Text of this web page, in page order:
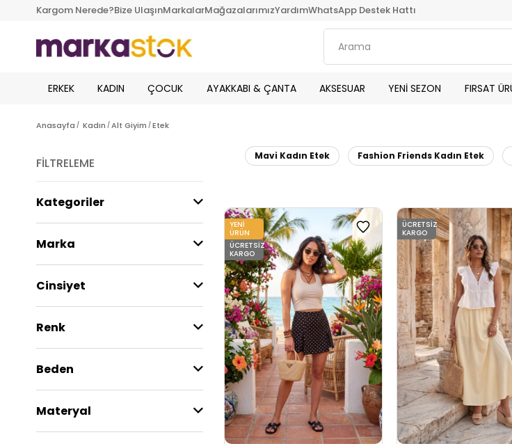
Kargom Nerede?Bize UlaşınMarkalarMağazalarımızYardımWhatsApp Destek Hattı
ERKEK KADIN ÇOCUK AYAKKABI & ÇANTA AKSESUAR YENİ SEZON FIRSAT
Anasayfa Kadın Alt Giyim Etek
FILTRELEME
Kategoriler
Marka
Cinsiyet
Renk
Beden
Materyal
Mavi Kadın Etek Fashion Friends Kadın Etek
YENI
ÜRÜN
ÜCRETSIZ
KARGO
ÜCRETSIZ
KARGO